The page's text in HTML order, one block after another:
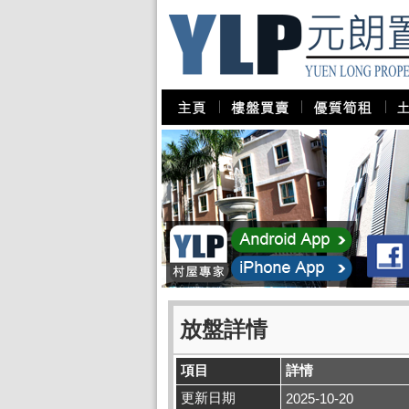
放盤詳情
項目
詳情
更新日期
2025-10-20